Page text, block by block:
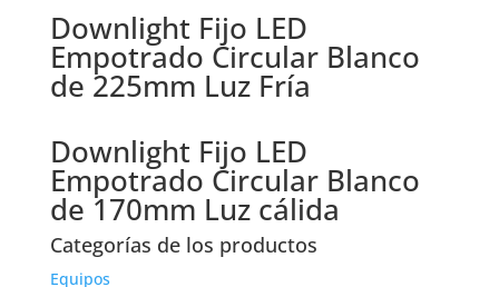
Downlight Fijo LED
Empotrado Circular Blanco
de 225mm Luz Fría
Downlight Fijo LED
Empotrado Circular Blanco
de 170mm Luz cálida
Categorías de los productos
Equipos